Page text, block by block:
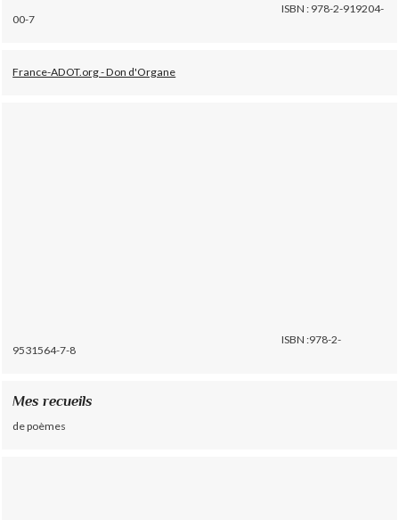
ISBN : 978-2-919204-
00-7
France-ADOT.org - Don d'Organe
ISBN :978-2-
9531564-7-8
Mes recueils
de poèmes